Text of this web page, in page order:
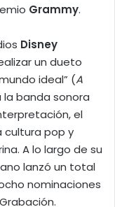
Grammy.
Disney
un dueto
ideal” (A
banda sonora
el
cultura pop y
A lo largo de su
lanzó un total
nominaciones